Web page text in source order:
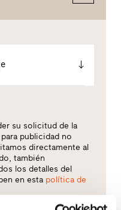
su solicitud de la
publicidad no
directamente al
también
los detalles del
en esta política de